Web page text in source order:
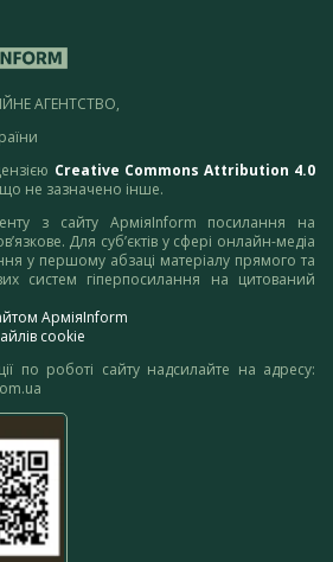
АГЕНТСТВО,
Creative Commons Attribution 4.0
не зазначено інше.
з сайту АрміяInform посилання на
Для суб’єктів у сфері онлайн-медіа
у першому абзаці матеріалу прямого та
систем гіперпосилання на цитований
АрміяInform
cookie
по роботі сайту надсилайте на адресу: